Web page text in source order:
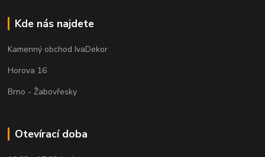
Kde nás najdete
Kamenný obchod IvaDekor
Horova 16
Brno - Žabovřesky
Otevírací doba